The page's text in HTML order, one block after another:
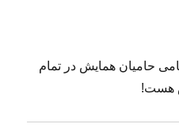
حامیان همایش در تمام
هست!